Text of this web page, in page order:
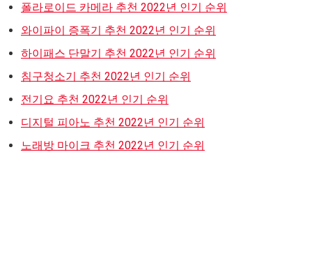
폴라로이드 카메라 추천 2022년 인기 순위
와이파이 증폭기 추천 2022년 인기 순위
하이패스 단말기 추천 2022년 인기 순위
침구청소기 추천 2022년 인기 순위
전기요 추천 2022년 인기 순위
디지털 피아노 추천 2022년 인기 순위
노래방 마이크 추천 2022년 인기 순위